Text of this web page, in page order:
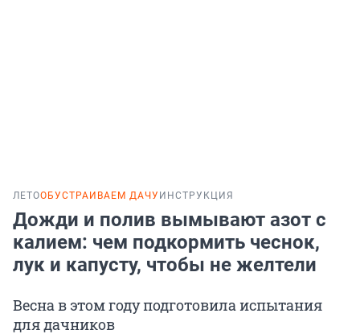
ЛЕТООБУСТРАИВАЕМ ДАЧУ ИНСТРУКЦИЯ
Дожди и полив вымывают азот с
калием: чем подкормить чеснок,
лук и капусту, чтобы не желтели
Весна в этом году подготовила испытания
для дачников